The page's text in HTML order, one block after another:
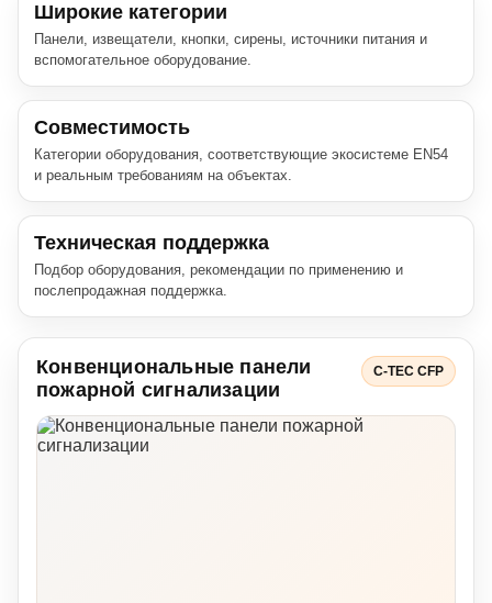
Широкие категории
Панели, извещатели, кнопки, сирены, источники питания и
вспомогательное оборудование.
Совместимость
Категории оборудования, соответствующие экосистеме EN54
и реальным требованиям на объектах.
Техническая поддержка
Подбор оборудования, рекомендации по применению и
послепродажная поддержка.
Конвенциональные панели
пожарной сигнализации
C-TEC CFP